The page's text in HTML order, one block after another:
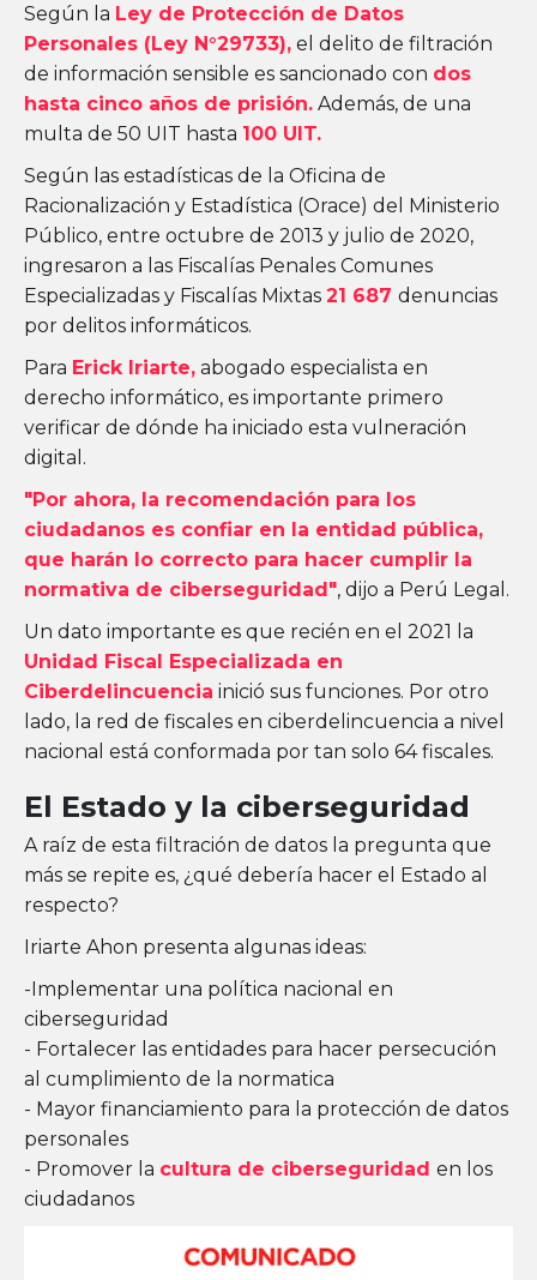
Según la Ley de Protección de Datos
Personales (Ley N°29733), el delito de filtración
de información sensible es sancionado con dos
hasta cinco años de prisión. Además, de una
multa de 50 UIT hasta 100 UIT.
Según las estadísticas de la Oficina de
Racionalización y Estadística (Orace) del Ministerio
Público, entre octubre de 2013 y julio de 2020,
ingresaron a las Fiscalías Penales Comunes
Especializadas y Fiscalías Mixtas 21 687 denuncias
por delitos informáticos.
Para Erick Iriarte, abogado especialista en
derecho informático, es importante primero
verificar de dónde ha iniciado esta vulneración
digital.
"Por ahora, la recomendación para los
ciudadanos es confiar en la entidad pública,
que harán lo correcto para hacer cumplir la
normativa de ciberseguridad", dijo a Perú Legal.
Un dato importante es que recién en el 2021 la
Unidad Fiscal Especializada en
Ciberdelincuencia inició sus funciones. Por otro
lado, la red de fiscales en ciberdelincuencia a nivel
nacional está conformada por tan solo 64 fiscales.
El Estado y la ciberseguridad
A raíz de esta filtración de datos la pregunta que
más se repite es, ¿qué debería hacer el Estado al
respecto?
Iriarte Ahon presenta algunas ideas:
-Implementar una política nacional en
ciberseguridad
- Fortalecer las entidades para hacer persecución
al cumplimiento de la normatica
- Mayor financiamiento para la protección de datos
personales
- Promover la cultura de ciberseguridad en los
ciudadanos